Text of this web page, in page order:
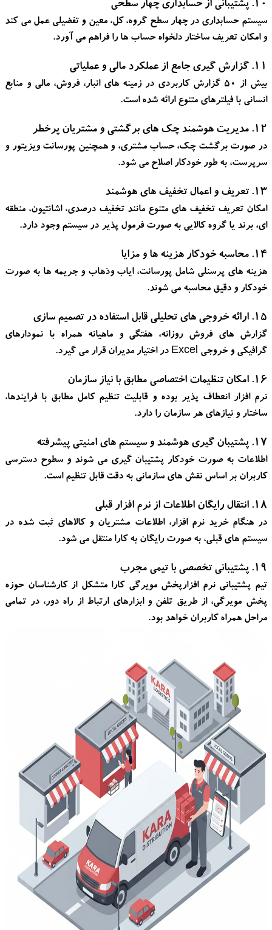
۱۰. پشتیبانی از حسابداری چهار سطحی
سیستم حسابداری در چهار سطح گروه، کل، معین و تفضیلی عمل می کند
و امکان تعریف ساختار دلخواه حساب ها را فراهم می آورد.
۱۱. گزارش گیری جامع از عملکرد مالی و عملیاتی
بیش از ۵۰ گزارش کاربردی در زمینه های انبار، فروش، مالی و منابع
انسانی با فیلترهای متنوع ارائه شده است.
۱۲. مدیریت هوشمند چک های برگشتی و مشتریان پرخطر
در صورت برگشت چک، حساب مشتری، و همچنین پورسانت ویزیتور و
سرپرست، به طور خودکار اصلاح می شود.
۱۳. تعریف و اعمال تخفیف های هوشمند
امکان تعریف تخفیف های متنوع مانند تخفیف درصدی، اشانتیون، منطقه
ای، برند یا گروه کالایی به صورت فرمول پذیر در سیستم وجود دارد.
۱۴. محاسبه خودکار هزینه ها و مزایا
هزینه های پرسنلی شامل پورسانت، ایاب وذهاب و جریمه ها به صورت
خودکار و دقیق محاسبه می شوند.
۱۵. ارائه خروجی های تحلیلی قابل استفاده در تصمیم سازی
گزارش های فروش روزانه، هفتگی و ماهیانه همراه با نمودارهای
گرافیکی و خروجی Excel در اختیار مدیران قرار می گیرد.
۱۶. امکان تنظیمات اختصاصی مطابق با نیاز سازمان
نرم افزار انعطاف پذیر بوده و قابلیت تنظیم کامل مطابق با فرایندها،
ساختار و نیازهای هر سازمان را دارد.
۱۷. پشتیبان گیری هوشمند و سیستم های امنیتی پیشرفته
اطلاعات به صورت خودکار پشتیبان گیری می شوند و سطوح دسترسی
کاربران بر اساس نقش های سازمانی به دقت قابل تنظیم است.
۱۸. انتقال رایگان اطلاعات از نرم افزار قبلی
در هنگام خرید نرم افزار، اطلاعات مشتریان و کالاهای ثبت شده در
سیستم های قبلی، به صورت رایگان به کارا منتقل می شود.
۱۹. پشتیبانی تخصصی با تیمی مجرب
تیم پشتیبانی نرم افزارپخش مویرگی کارا متشکل از کارشناسان حوزه
پخش مویرگی، از طریق تلفن و ابزارهای ارتباط از راه دور، در تمامی
مراحل همراه کاربران خواهد بود.